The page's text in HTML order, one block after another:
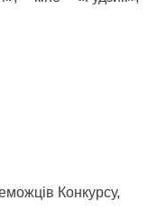
Конкурсу,